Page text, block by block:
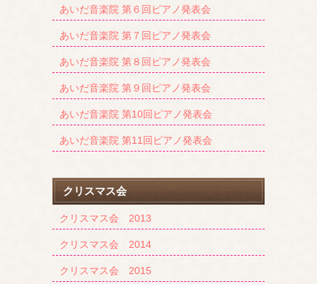
あいだ音楽院 第６回ピアノ発表会
あいだ音楽院 第７回ピアノ発表会
あいだ音楽院 第８回ピアノ発表会
あいだ音楽院 第９回ピアノ発表会
あいだ音楽院 第10回ピアノ発表会
あいだ音楽院 第11回ピアノ発表会
クリスマス会
クリスマス会 2013
クリスマス会 2014
クリスマス会 2015